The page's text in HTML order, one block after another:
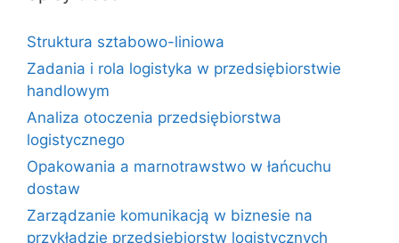
Struktura sztabowo-liniowa
Zadania i rola logistyka w przedsiębiorstwie
handlowym
Analiza otoczenia przedsiębiorstwa
logistycznego
Opakowania a marnotrawstwo w łańcuchu
dostaw
Zarządzanie komunikacją w biznesie na
przykładzie przedsiębiorstw logistycznych